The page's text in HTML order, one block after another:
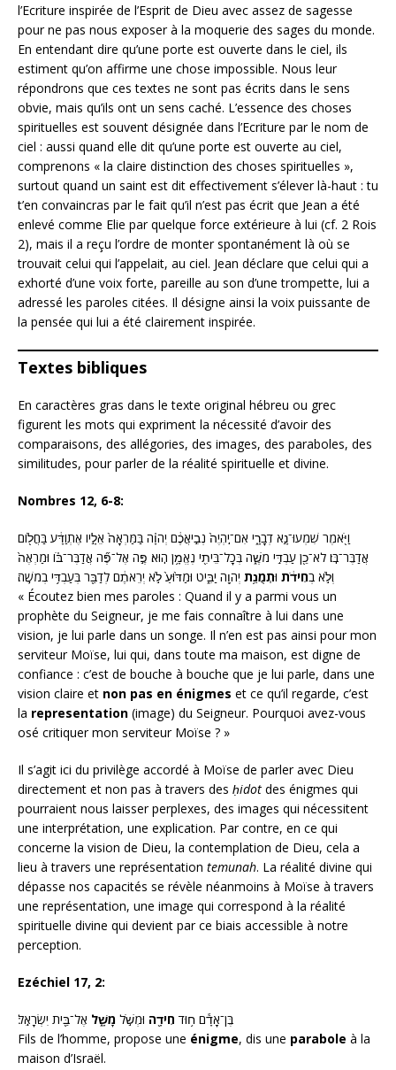
l’Ecriture inspirée de l’Esprit de Dieu avec assez de sagesse
pour ne pas nous exposer à la moquerie des sages du monde.
En entendant dire qu’une porte est ouverte dans le ciel, ils
estiment qu’on affirme une chose impossible. Nous leur
répondrons que ces textes ne sont pas écrits dans le sens
obvie, mais qu’ils ont un sens caché. L’essence des choses
spirituelles est souvent désignée dans l’Ecriture par le nom de
ciel : aussi quand elle dit qu’une porte est ouverte au ciel,
comprenons « la claire distinction des choses spirituelles »,
surtout quand un saint est dit effectivement s’élever là-haut : tu
t’en convaincras par le fait qu’il n’est pas écrit que Jean a été
enlevé comme Elie par quelque force extérieure à lui (cf. 2 Rois
2), mais il a reçu l’ordre de monter spontanément là où se
trouvait celui qui l’appelait, au ciel. Jean déclare que celui qui a
exhorté d’une voix forte, pareille au son d’une trompette, lui a
adressé les paroles citées. Il désigne ainsi la voix puissante de
la pensée qui lui a été clairement inspirée.
Textes bibliques
En caractères gras dans le texte original hébreu ou grec
figurent les mots qui expriment la nécessité d’avoir des
comparaisons, des allégories, des images, des paraboles, des
similitudes, pour parler de la réalité spirituelle et divine.
Nombres 12, 6-8:
וַיֹּ֖אמֶר שִׁמְעוּ־נָ֣א דְבָרָ֑י אִם־יִֽהְיֶה֙ נְבִ֣יאֲכֶ֔ם יְהוָ֗ה בַּמַּרְאָה֙ אֵלָ֣יו אֶתְוַדָּ֔ע בַּחֲלֹ֖ום
אֲדַבֶּר־בֹּֽו׃ לֹא־כֵ֖ן עַבְדִּ֣י מֹשֶׁ֑ה בְּכָל־בֵּיתִ֖י נֶאֱמָ֥ן הֽוּא׃ פֶּ֣ה אֶל־פֶּ֞ה אֲדַבֶּר־בֹּ֗ו וּמַרְאֶה֙
וְלֹ֣א בְחִידֹ֔ת וּתְמֻנַ֥ת יְהוָ֖ה יַבִּ֑יט וּמַדּ֙וּעַ֙ לֹ֣א יְרֵאתֶ֔ם לְדַבֵּ֖ר בְּעַבְדִּ֥י בְמֹשֶֽׁה׃
« Écoutez bien mes paroles : Quand il y a parmi vous un
prophète du Seigneur, je me fais connaître à lui dans une
vision, je lui parle dans un songe. Il n’en est pas ainsi pour mon
serviteur Moïse, lui qui, dans toute ma maison, est digne de
confiance : c’est de bouche à bouche que je lui parle, dans une
vision claire et non pas en énigmes et ce qu’il regarde, c’est
la representation (image) du Seigneur. Pourquoi avez-vous
osé critiquer mon serviteur Moïse ? »
Il s’agit ici du privilège accordé à Moïse de parler avec Dieu
directement et non pas à travers des ḥidot des énigmes qui
pourraient nous laisser perplexes, des images qui nécessitent
une interprétation, une explication. Par contre, en ce qui
concerne la vision de Dieu, la contemplation de Dieu, cela a
lieu à travers une représentation temunah. La réalité divine qui
dépasse nos capacités se révèle néanmoins à Moïse à travers
une représentation, une image qui correspond à la réalité
spirituelle divine qui devient par ce biais accessible à notre
perception.
Ezéchiel 17, 2:
בֶּן־אָדָ֕ם ח֥וּד חִידָ֖ה וּמְשֹׁ֣ל מָשָׁ֑ל אֶל־בֵּ֖ית יִשְׂרָאֵֽל׃
Fils de l’homme, propose une énigme, dis une parabole à la
maison d’Israël.